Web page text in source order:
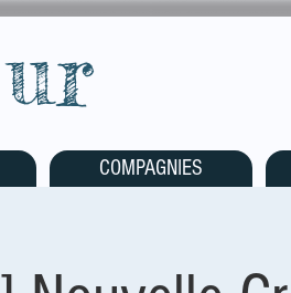
COMPAGNIES